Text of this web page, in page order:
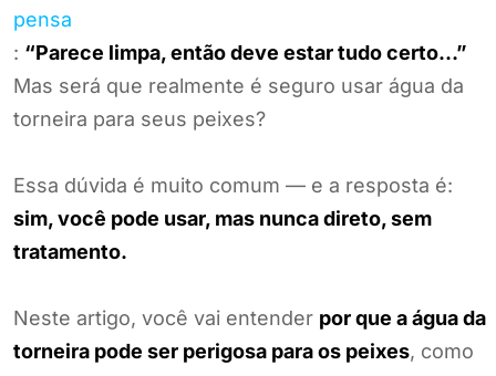
pensa
: “Parece limpa, então deve estar tudo certo…”
Mas será que realmente é seguro usar água da
torneira para seus peixes?
Essa dúvida é muito comum — e a resposta é:
sim, você pode usar, mas nunca direto, sem
tratamento.
Neste artigo, você vai entender por que a água da
torneira pode ser perigosa para os peixes, como